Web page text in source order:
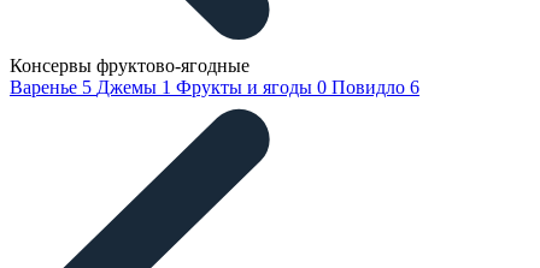
Консервы фруктово-ягодные
Варенье 5 Джемы 1 Фрукты и ягоды 0 Повидло 6